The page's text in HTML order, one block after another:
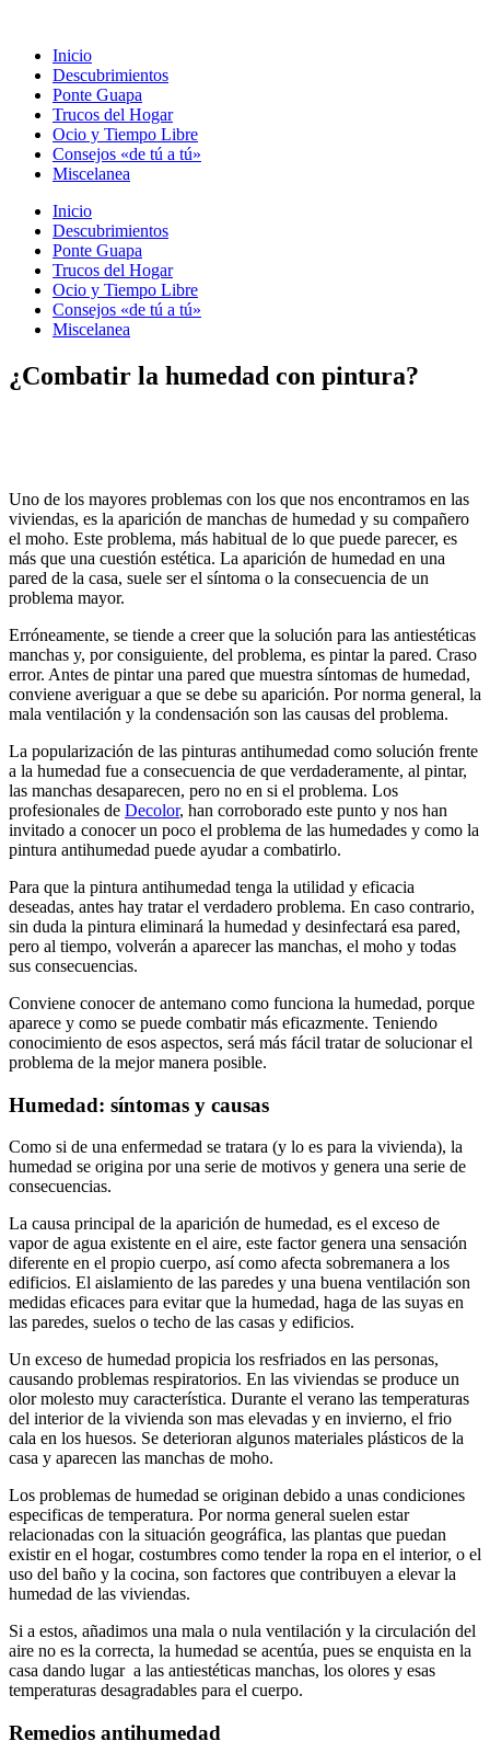
contenido
Inicio
Descubrimientos
Ponte Guapa
Trucos del Hogar
Ocio y Tiempo Libre
Consejos «de tú a tú»
Miscelanea
Inicio
Descubrimientos
Ponte Guapa
Trucos del Hogar
Ocio y Tiempo Libre
Consejos «de tú a tú»
Miscelanea
¿Combatir la humedad con pintura?
Uno de los mayores problemas con los que nos encontramos en las
viviendas, es la aparición de manchas de humedad y su compañero
el moho. Este problema, más habitual de lo que puede parecer, es
más que una cuestión estética. La aparición de humedad en una
pared de la casa, suele ser el síntoma o la consecuencia de un
problema mayor.
Erróneamente, se tiende a creer que la solución para las antiestéticas
manchas y, por consiguiente, del problema, es pintar la pared. Craso
error. Antes de pintar una pared que muestra síntomas de humedad,
conviene averiguar a que se debe su aparición. Por norma general, la
mala ventilación y la condensación son las causas del problema.
La popularización de las pinturas antihumedad como solución frente
a la humedad fue a consecuencia de que verdaderamente, al pintar,
las manchas desaparecen, pero no en si el problema. Los
profesionales de Decolor, han corroborado este punto y nos han
invitado a conocer un poco el problema de las humedades y como la
pintura antihumedad puede ayudar a combatirlo.
Para que la pintura antihumedad tenga la utilidad y eficacia
deseadas, antes hay tratar el verdadero problema. En caso contrario,
sin duda la pintura eliminará la humedad y desinfectará esa pared,
pero al tiempo, volverán a aparecer las manchas, el moho y todas
sus consecuencias.
Conviene conocer de antemano como funciona la humedad, porque
aparece y como se puede combatir más eficazmente. Teniendo
conocimiento de esos aspectos, será más fácil tratar de solucionar el
problema de la mejor manera posible.
Humedad: síntomas y causas
Como si de una enfermedad se tratara (y lo es para la vivienda), la
humedad se origina por una serie de motivos y genera una serie de
consecuencias.
La causa principal de la aparición de humedad, es el exceso de
vapor de agua existente en el aire, este factor genera una sensación
diferente en el propio cuerpo, así como afecta sobremanera a los
edificios. El aislamiento de las paredes y una buena ventilación son
medidas eficaces para evitar que la humedad, haga de las suyas en
las paredes, suelos o techo de las casas y edificios.
Un exceso de humedad propicia los resfriados en las personas,
causando problemas respiratorios. En las viviendas se produce un
olor molesto muy característica. Durante el verano las temperaturas
del interior de la vivienda son mas elevadas y en invierno, el frio
cala en los huesos. Se deterioran algunos materiales plásticos de la
casa y aparecen las manchas de moho.
Los problemas de humedad se originan debido a unas condiciones
especificas de temperatura. Por norma general suelen estar
relacionadas con la situación geográfica, las plantas que puedan
existir en el hogar, costumbres como tender la ropa en el interior, o el
uso del baño y la cocina, son factores que contribuyen a elevar la
humedad de las viviendas.
Si a estos, añadimos una mala o nula ventilación y la circulación del
aire no es la correcta, la humedad se acentúa, pues se enquista en la
casa dando lugar a las antiestéticas manchas, los olores y esas
temperaturas desagradables para el cuerpo.
Remedios antihumedad